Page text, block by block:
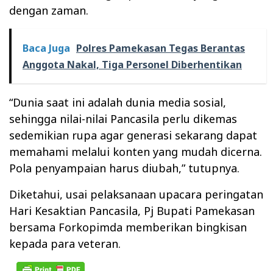
dengan zaman.
Baca Juga Polres Pamekasan Tegas Berantas
Anggota Nakal, Tiga Personel Diberhentikan
“Dunia saat ini adalah dunia media sosial,
sehingga nilai-nilai Pancasila perlu dikemas
sedemikian rupa agar generasi sekarang dapat
memahami melalui konten yang mudah dicerna.
Pola penyampaian harus diubah,” tutupnya.
Diketahui, usai pelaksanaan upacara peringatan
Hari Kesaktian Pancasila, Pj Bupati Pamekasan
bersama Forkopimda memberikan bingkisan
kepada para veteran.